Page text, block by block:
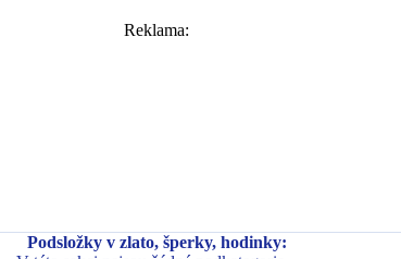
Reklama:
Podsložky v zlato, šperky, hodinky: